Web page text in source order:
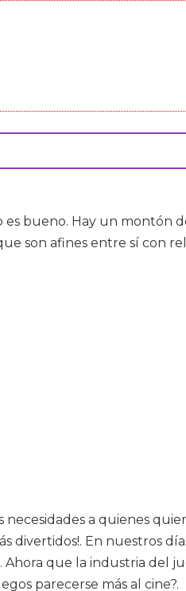
es bueno. Hay un montón
son afines entre sí con
a quienes
En nuestros
que la industria del
parecerse más al cine?.